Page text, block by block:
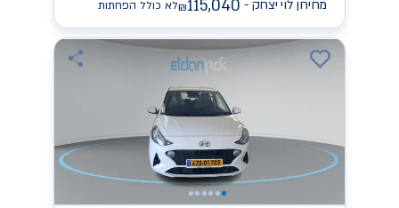
מחירון לוי יצחק - ₪115,040 לא כולל הפחתות